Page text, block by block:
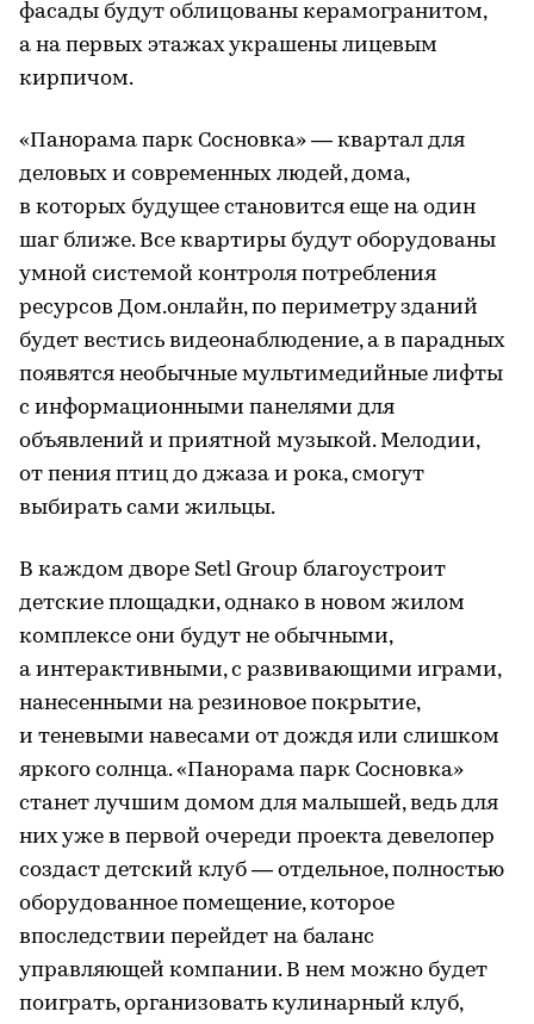
фасады будут облицованы керамогранитом,
а на первых этажах украшены лицевым
кирпичом.
«Панорама парк Сосновка» — квартал для
деловых и современных людей, дома,
в которых будущее становится еще на один
шаг ближе. Все квартиры будут оборудованы
умной системой контроля потребления
ресурсов Дом.онлайн, по периметру зданий
будет вестись видеонаблюдение, а в парадных
появятся необычные мультимедийные лифты
с информационными панелями для
объявлений и приятной музыкой. Мелодии,
от пения птиц до джаза и рока, смогут
выбирать сами жильцы.
В каждом дворе Setl Group благоустроит
детские площадки, однако в новом жилом
комплексе они будут не обычными,
а интерактивными, с развивающими играми,
нанесенными на резиновое покрытие,
и теневыми навесами от дождя или слишком
яркого солнца. «Панорама парк Сосновка»
станет лучшим домом для малышей, ведь для
них уже в первой очереди проекта девелопер
создаст детский клуб — отдельное, полностью
оборудованное помещение, которое
впоследствии перейдет на баланс
управляющей компании. В нем можно будет
поиграть, организовать кулинарный клуб,